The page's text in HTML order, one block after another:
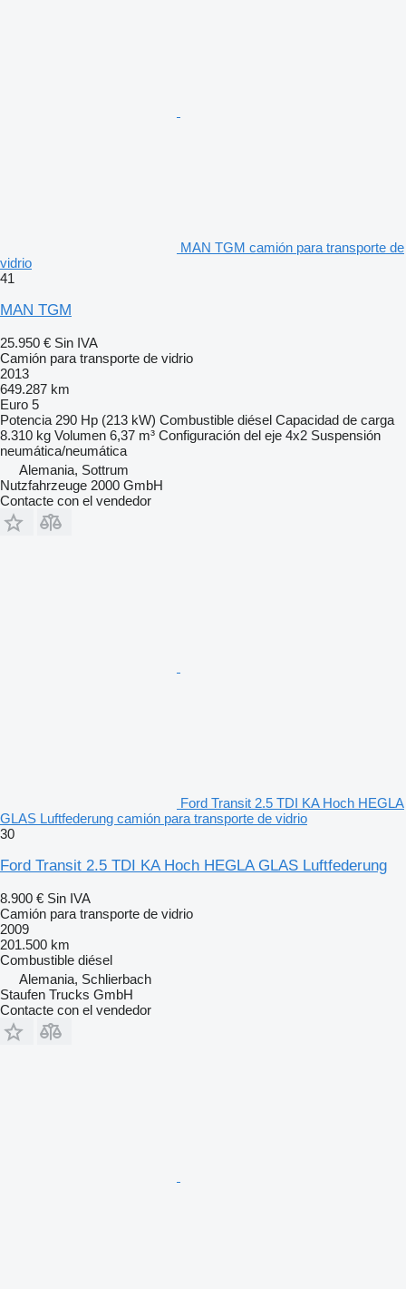
MAN TGM camión para transporte de
vidrio
41
MAN TGM
25.950 € Sin IVA
Camión para transporte de vidrio
2013
649.287 km
Euro 5
Potencia 290 Hp (213 kW) Combustible diésel Capacidad de carga
8.310 kg Volumen 6,37 m³ Configuración del eje 4x2 Suspensión
neumática/neumática
Alemania, Sottrum
Nutzfahrzeuge 2000 GmbH
Contacte con el vendedor
Ford Transit 2.5 TDI KA Hoch HEGLA
GLAS Luftfederung camión para transporte de vidrio
30
Ford Transit 2.5 TDI KA Hoch HEGLA GLAS Luftfederung
8.900 € Sin IVA
Camión para transporte de vidrio
2009
201.500 km
Combustible diésel
Alemania, Schlierbach
Staufen Trucks GmbH
Contacte con el vendedor